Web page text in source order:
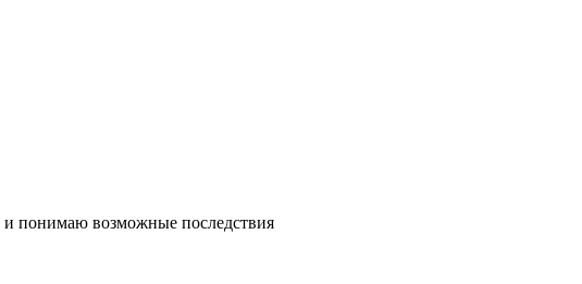
и понимаю возможные последствия